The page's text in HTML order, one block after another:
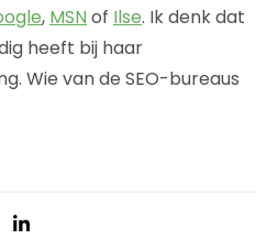
, MSN of Ilse. Ik denk dat
heeft bij haar
Wie van de SEO-bureaus